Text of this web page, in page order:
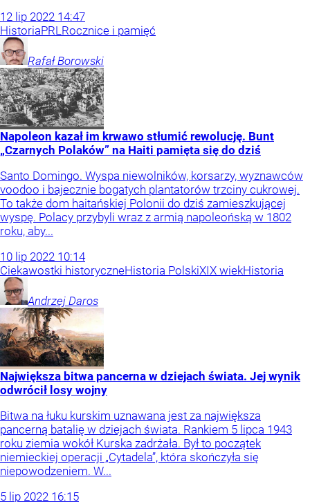
12 lip 2022 14:47
HistoriaPRLRocznice i pamięć
Rafał Borowski
Napoleon kazał im krwawo stłumić rewolucję. Bunt
„Czarnych Polaków” na Haiti pamięta się do dziś
Santo Domingo. Wyspa niewolników, korsarzy, wyznawców
voodoo i bajecznie bogatych plantatorów trzciny cukrowej.
To także dom haitańskiej Polonii do dziś zamieszkującej
wyspę. Polacy przybyli wraz z armią napoleońską w 1802
roku, aby...
10 lip 2022 10:14
Ciekawostki historyczneHistoria PolskiXIX wiekHistoria
Andrzej Daros
Największa bitwa pancerna w dziejach świata. Jej wynik
odwrócił losy wojny
Bitwa na łuku kurskim uznawana jest za największa
pancerną batalię w dziejach świata. Rankiem 5 lipca 1943
roku ziemia wokół Kurska zadrżała. Był to początek
niemieckiej operacji „Cytadela”, która skończyła się
niepowodzeniem. W...
5 lip 2022 16:15